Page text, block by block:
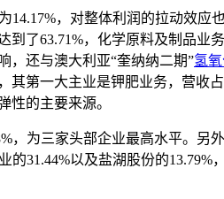
，对整体利润的拉动效
了63.71%，化学原料及制品业
，还与澳大利亚“奎纳纳二期”氢
第一大主业是钾肥业务，营收
性的主要来源。
，为三家头部企业最高水平。
31.44%以及盐湖股份的13.79%